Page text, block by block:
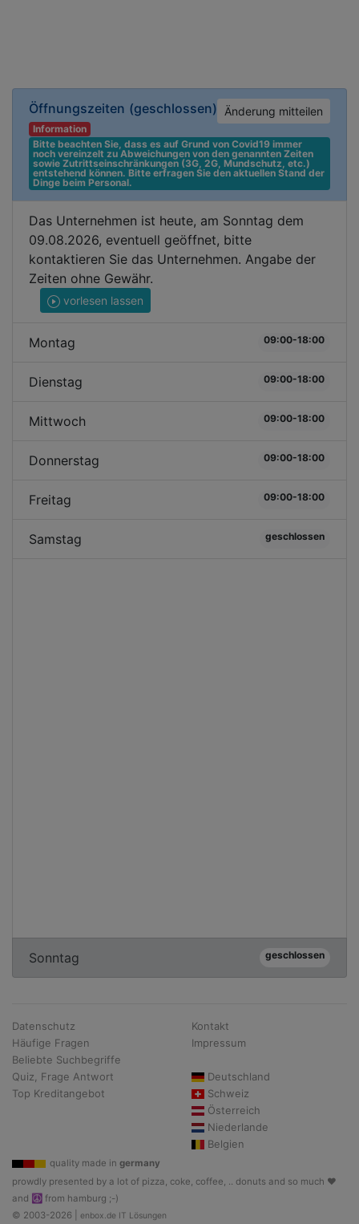
Öffnungszeiten (geschlossen) Änderung mitteilen
Information
Bitte beachten Sie, dass es auf Grund von Covid19 immer
noch vereinzelt zu Abweichungen von den genannten Zeiten
sowie Zutrittseinschränkungen (3G, 2G, Mundschutz, etc.)
entstehend können. Bitte erfragen Sie den aktuellen Stand der
Dinge beim Personal.
Das Unternehmen ist heute, am Sonntag dem
09.08.2026, eventuell geöffnet, bitte
kontaktieren Sie das Unternehmen. Angabe der
Zeiten ohne Gewähr.
vorlesen lassen
Montag 09:00-18:00
Dienstag 09:00-18:00
Mittwoch 09:00-18:00
Donnerstag 09:00-18:00
Freitag 09:00-18:00
Samstag geschlossen
Sonntag geschlossen
Datenschutz
Häufige Fragen
Beliebte Suchbegriffe
Quiz, Frage Antwort
Top Kreditangebot
Kontakt
Impressum
Deutschland
Schweiz
Österreich
Niederlande
Belgien
quality made in germany
prowdly presented by a lot of pizza, coke, coffee, .. donuts and so much ♥
and ☮ from hamburg ;-)
© 2003-2026 | enbox.de IT Lösungen